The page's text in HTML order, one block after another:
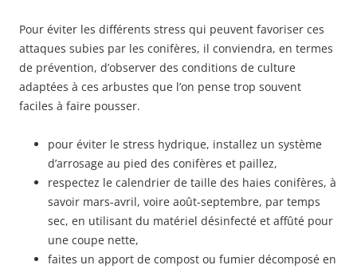
Pour éviter les différents stress qui peuvent favoriser ces
attaques subies par les conifères, il conviendra, en termes
de prévention, d’observer des conditions de culture
adaptées à ces arbustes que l’on pense trop souvent
faciles à faire pousser.
pour éviter le stress hydrique, installez un système
d’arrosage au pied des conifères et paillez,
respectez le calendrier de taille des haies conifères, à
savoir mars-avril, voire août-septembre, par temps
sec, en utilisant du matériel désinfecté et affûté pour
une coupe nette,
faites un apport de compost ou fumier décomposé en